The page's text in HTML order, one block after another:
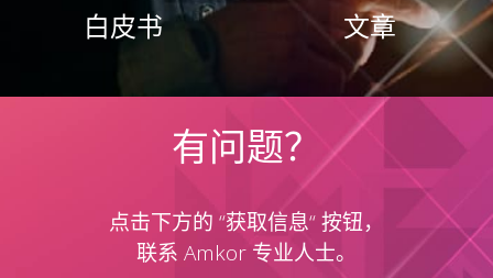
白皮书 文章
有问题？
点击下方的 “获取信息“ 按钮，
联系 Amkor 专业人士。